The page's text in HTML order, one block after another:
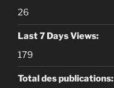
26
Last 7 Days Views:
179
Total des publications: